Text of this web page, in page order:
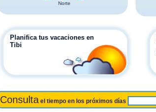
Norte
Planifica tus vacaciones en
Tibi
Consulta el tiempo en los próximos días